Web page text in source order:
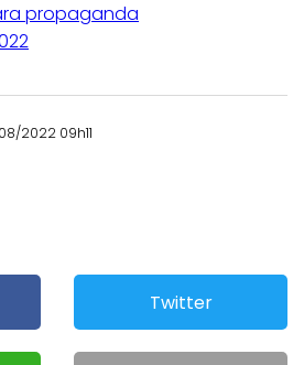
propaganda
2022 09h11
Twitter